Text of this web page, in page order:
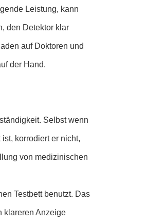
Leistung, kann
den Detektor klar
auf Doktoren und
der Hand.
Selbst wenn
korrodiert er nicht,
von medizinischen
Testbett benutzt. Das
klareren Anzeige